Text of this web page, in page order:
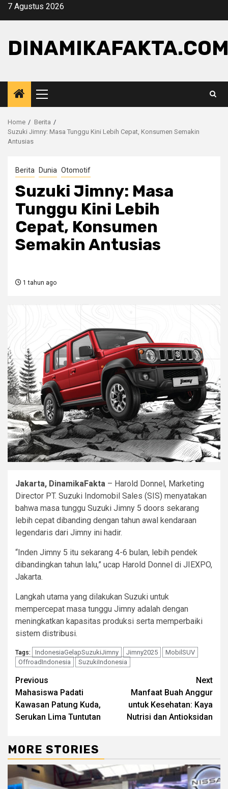
Skip7 Agustus 2026
Primary
Menu
Home
Berita
Suzuki Jimny: Masa Tunggu Kini Lebih Cepat, Konsumen Semakin
Antusias
Berita Dunia Otomotif
Suzuki Jimny: Masa
Tunggu Kini Lebih
Cepat, Konsumen
Semakin Antusias
1 tahun ago
Jakarta, DinamikaFakta – Harold Donnel, Marketing
Director PT. Suzuki Indomobil Sales (SIS) menyatakan
bahwa masa tunggu Suzuki Jimny 5 doors sekarang
lebih cepat dibanding dengan tahun awal kendaraan
legendaris dari Jimny ini hadir.
“Inden Jimny 5 itu sekarang 4-6 bulan, lebih pendek
dibandingkan tahun lalu,” ucap Harold Donnel di JIEXPO,
Jakarta.
Langkah utama yang dilakukan Suzuki untuk
mempercepat masa tunggu Jimny adalah dengan
meningkatkan kapasitas produksi serta memperbaiki
sistem distribusi.
Tags: IndonesiaGelapSuzukiJimny Jimny2025
MobilSUV
OffroadIndonesia
SuzukiIndonesia
Continue
Reading
Previous
Mahasiswa Padati
Kawasan Patung Kuda,
Serukan Lima Tuntutan
Next
Manfaat Buah Anggur
untuk Kesehatan: Kaya
Nutrisi dan Antioksidan
MORE STORIES